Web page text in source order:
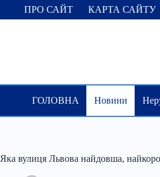
ПерейтиПРО САЙТ КАРТА САЙТУ
ГОЛОВНА Новини
Яка вулиця Львова найдовша,